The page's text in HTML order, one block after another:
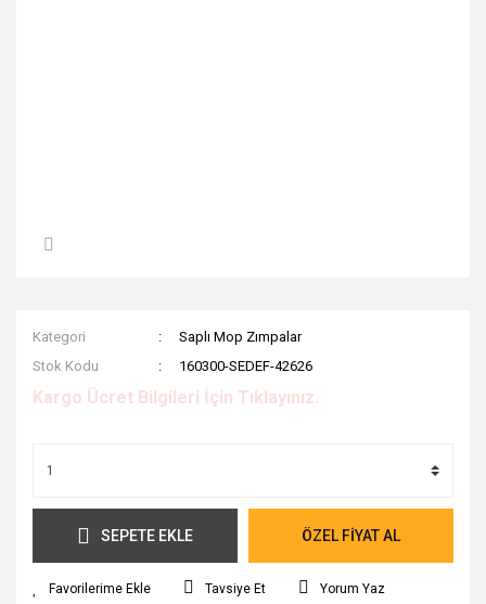
Kategori
Saplı Mop Zımpalar
Stok Kodu
160300-SEDEF-42626
Kargo Ücret Bilgileri İçin Tıklayınız.
SEPETE EKLE ÖZEL FİYAT AL
Tavsiye Et Yorum Yaz